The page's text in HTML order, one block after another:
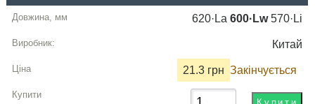
620·La600·Lw570·Li
Китай
21.3 грн Закінчується